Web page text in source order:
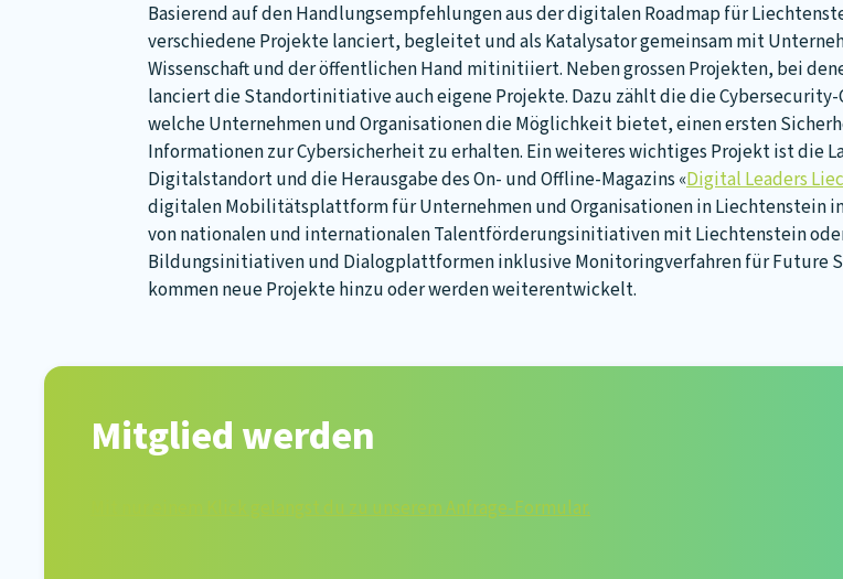
Basierend auf den Handlungsempfehlungen aus der digitalen Roadmap für
verschiedene Projekte lanciert, begleitet und als Katalysator gemeinsam mit
Wissenschaft und der öffentlichen Hand mitinitiiert. Neben grossen Projekten, bei
lanciert die Standortinitiative auch eigene Projekte. Dazu zählt die die
welche Unternehmen und Organisationen die Möglichkeit bietet, einen ersten
Informationen zur Cybersicherheit zu erhalten. Ein weiteres wichtiges Projekt ist die
Digitalstandort und die Herausgabe des On- und Offline-Magazins «Digital Leaders
digitalen Mobilitätsplattform für Unternehmen und Organisationen in Liechtenstein
von nationalen und internationalen Talentförderungsinitiativen mit Liechtenstein
Bildungsinitiativen und Dialogplattformen inklusive Monitoringverfahren für Future
kommen neue Projekte hinzu oder werden weiterentwickelt.
Mitglied werden
Mit nur einem Klick gelangst du zu unserem Anfrage-Formular.